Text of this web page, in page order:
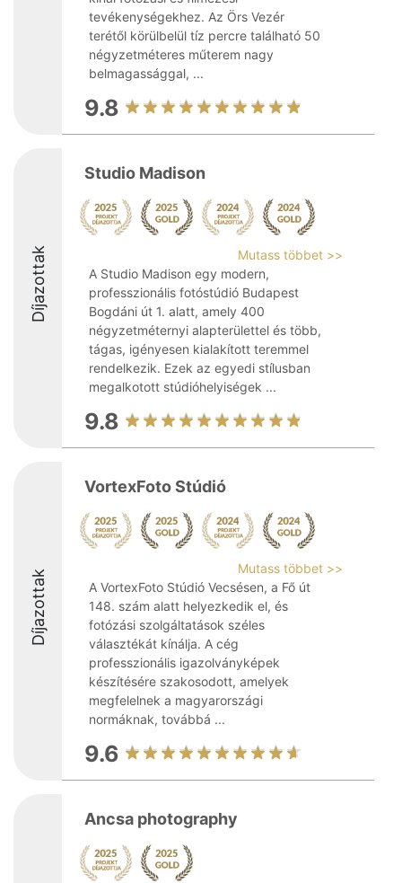
tevékenységekhez. Az Örs Vezér
terétől körülbelül tíz percre található 50
négyzetméteres műterem nagy
belmagassággal, ...
9.8
Díjazottak
Studio Madison
Mutass többet >>
A Studio Madison egy modern,
professzionális fotóstúdió Budapest
Bogdáni út 1. alatt, amely 400
négyzetméternyi alapterülettel és több,
tágas, igényesen kialakított teremmel
rendelkezik. Ezek az egyedi stílusban
megalkotott stúdióhelyiségek ...
9.8
Díjazottak
VortexFoto Stúdió
Mutass többet >>
A VortexFoto Stúdió Vecsésen, a Fő út
148. szám alatt helyezkedik el, és
fotózási szolgáltatások széles
választékát kínálja. A cég
professzionális igazolványképek
készítésére szakosodott, amelyek
megfelelnek a magyarországi
normáknak, továbbá ...
9.6
Ancsa photography